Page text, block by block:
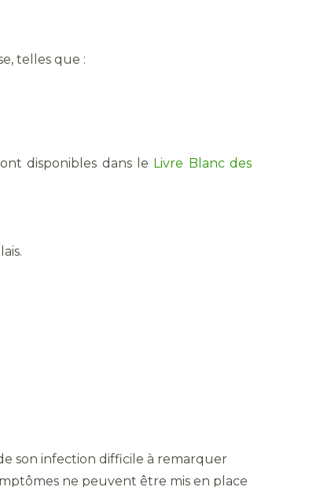
telles que :
disponibles dans le Livre Blanc des
son infection difficile à remarquer
ne peuvent être mis en place